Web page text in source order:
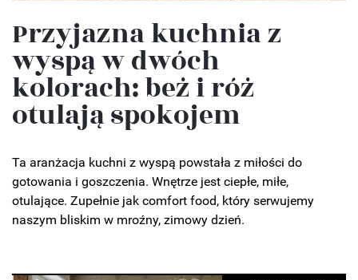
Przyjazna kuchnia z
wyspą w dwóch
kolorach: beż i róż
otulają spokojem
Ta aranżacja kuchni z wyspą powstała z miłości do
gotowania i goszczenia. Wnętrze jest ciepłe, miłe,
otulające. Zupełnie jak comfort food, który serwujemy
naszym bliskim w mroźny, zimowy dzień.